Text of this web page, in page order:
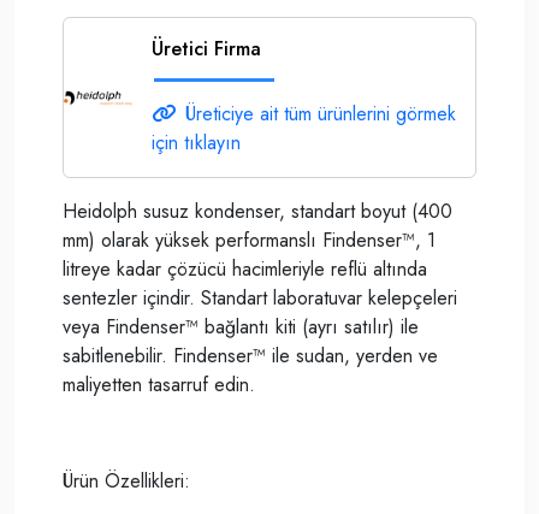
Üretici Firma
Üreticiye ait tüm ürünlerini görmek
için tıklayın
Heidolph susuz kondenser, standart boyut (400
mm) olarak yüksek performanslı Findenser™, 1
litreye kadar çözücü hacimleriyle reflü altında
sentezler içindir. Standart laboratuvar kelepçeleri
veya Findenser™ bağlantı kiti (ayrı satılır) ile
sabitlenebilir. Findenser™ ile sudan, yerden ve
maliyetten tasarruf edin.
Ürün Özellikleri: